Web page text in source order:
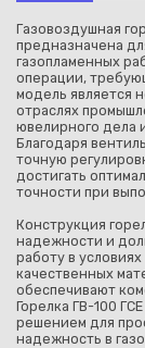
Газовоздушная
предназначена
газопламенных
операции,
модель является
отраслях
ювелирного дела
Благодаря
точную
достигать
точности при
Конструкция
надежности и
работу в
качественных
обеспечивают
Горелка ГВ-100
решением для
надежность в